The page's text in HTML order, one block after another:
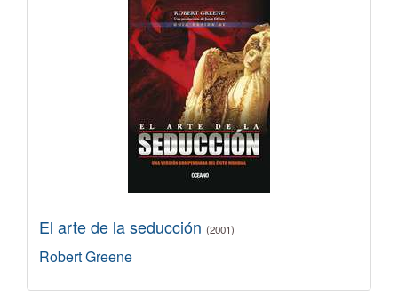
El arte de la seducción (2001)
Robert Greene